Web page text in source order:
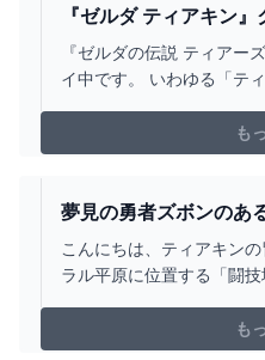
『ゼルダ ティアキン
ウンオロクの祠」で「
した - ディスディスブ
『ゼルダの伝説 ティアー
イ中です。 いわゆる「テ
ャーゲームです。 前回は
ネタカカの祠」で「ラウ
も
夢見の勇者ズボンのあ
方は？【ティアキン攻略】 とあるゲーム
軌跡
こんにちは、ティアキン
ラル平原に位置する「闘
ムダの財宝夢見の勇者服2
勇者ズボンが手に入る非
も